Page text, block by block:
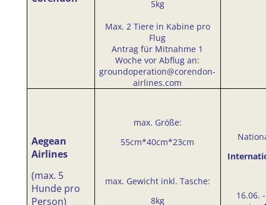
5kg
Max. 2 Tiere in Kabine pro
Flug
Antrag für Mitnahme 1
Woche vor Abflug an:
groundoperation@corendon-
airlines.com
Aegean
Airlines
(max. 5
Hunde pro
Person)
max. Größe:
55cm*40cm*23cm
max. Gewicht inkl. Tasche:
8kg
16.06.